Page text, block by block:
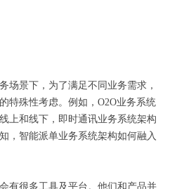
场景下，为了满足不同业务需求，
特殊性考虑。例如，O2O业务系统
上和线下，即时通讯业务系统架构
，智能派单业务系统架构如何融入
务，只有你意想不到的架构。
有很多工具及平台。他们和产品并